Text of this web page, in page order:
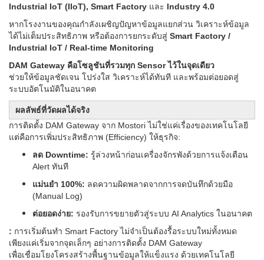
Industrial IoT (IIoT), Smart Factory และ Industry 4.0
หากโรงงานของคุณกำลังเผชิญปัญหาข้อมูลแยกส่วน วิเคราะห์ข้อมูล
ได้ไม่เต็มประสิทธิภาพ หรือต้องการยกระดับสู่ Smart Factory /
Industrial IoT / Real-time Monitoring
DAM Gateway คือโซลูชันที่รวมทุก Sensor ไว้ในจุดเดียว
ช่วยให้ข้อมูลชัดเจน โปร่งใส วิเคราะห์ได้ทันที และพร้อมต่อยอดสู่
ระบบอัตโนมัติในอนาคต
ผลลัพธ์ที่วัดผลได้จริง
การติดตั้ง DAM Gateway จาก Mostori ไม่ใช่แค่เรื่องของเทคโนโลยี
แต่คือการเพิ่มประสิทธิภาพ (Efficiency) ให้ธุรกิจ:
ลด Downtime: รู้ล่วงหน้าก่อนเครื่องจักรพังด้วยการแจ้งเตือน
Alert ทันที
แม่นยำ 100%: ลดความผิดพลาดจากการจดบันทึกด้วยมือ
(Manual Log)
ต่อยอดง่าย: รองรับการขยายตัวสู่ระบบ AI Analytics ในอนาคต
: การเริ่มต้นทำ Smart Factory ไม่จำเป็นต้องรื้อระบบใหม่ทั้งหมด
เพียงแค่เริ่มจากจุดเล็กๆ อย่างการติดตั้ง DAM Gateway
เพื่อเชื่อมโยงโครงสร้างพื้นฐานข้อมูลให้แข็งแรง ด้วยเทคโนโลยี